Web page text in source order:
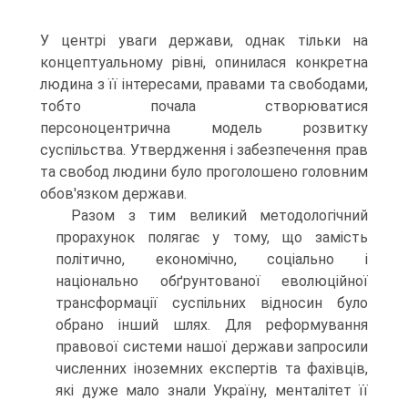
У центрі уваги держави, однак тільки на
концептуальному рівні, опинилася конкретна
людина з її інтересами, правами та свободами,
тобто почала створюватися
персоноцентрична модель розвитку
суспільства. Утвердження і забезпечення прав
та свобод людини було проголошено головним
обов'язком держави.
Разом з тим великий методологічний
прорахунок полягає у тому, що замість
політично, економічно, соціально і
національно обґрунтованої еволюційної
трансформації суспільних відносин було
обрано інший шлях. Для реформування
правової системи нашої держави запросили
численних іноземних експертів та фахівців,
які дуже мало знали Україну, менталітет її